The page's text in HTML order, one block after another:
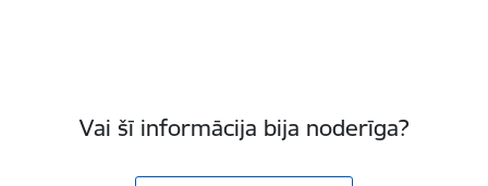
Vai šī informācija bija noderīga?